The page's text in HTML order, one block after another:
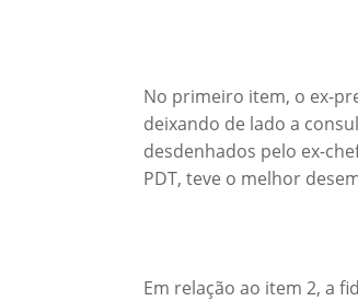
No primeiro item, o ex-
deixando de lado a
desdenhados pelo ex-
PDT, teve o melhor
Em relação ao item 2, a